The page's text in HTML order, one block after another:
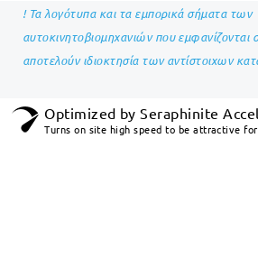
! Τα λογότυπα και τα εμπορικά σήματα των
αυτοκινητοβιομηχανιών που εμφανίζονται
αποτελούν ιδιοκτησία των αντίστοιχων
Optimized by Seraphinite
Turns on site high speed to be attractive